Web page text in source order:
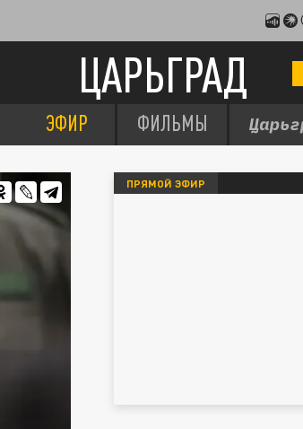
ЦАРЬГРАД
ЭФИР ФИЛЬМЫ
ПРЯМОЙ ЭФИР